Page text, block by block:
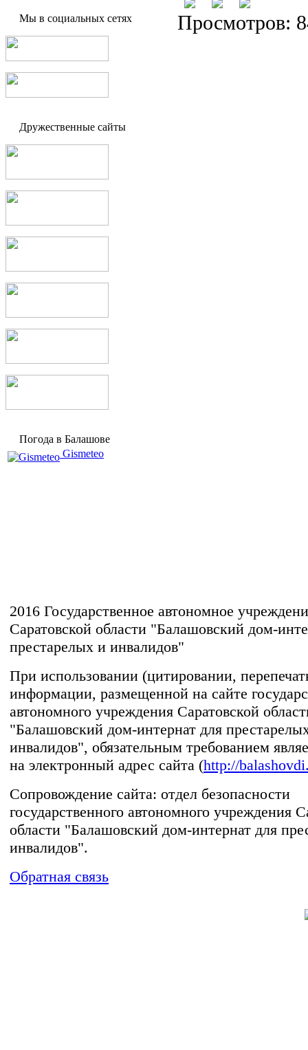
Мы в социальных сетях
Дружественные сайты
Погода в Балашове
Gismeteo
Просмотров:
2016 Государственное автономное
Саратовской области "Балашовский дом-
престарелых и инвалидов"
При использовании (цитировании,
информации, размещенной на сайте
автономного учреждения Саратовской
"Балашовский дом-интернат для
инвалидов", обязательным требованием
на электронный адрес сайта (http://
Сопровождение сайта: отдел безопасности
государственного автономного учреждения
области "Балашовский дом-интернат для
инвалидов".
Обратная связь